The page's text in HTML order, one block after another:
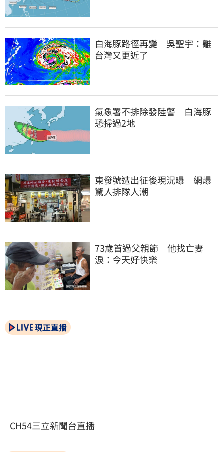
白海豚路徑再變　吳聖宇：離
台灣又更近了
氣象署不排除發陸警　白海豚
恐掃過2地
東發號遭出征後現況曝　網爆
驚人排隊人潮
73歲首過父親節　他找亡妻
淚：今天好快樂
現正直播
CH54三立新聞台直播